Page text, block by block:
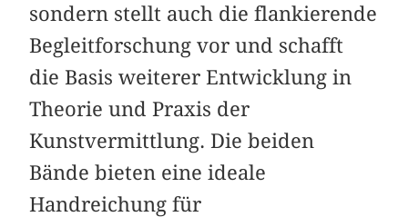
sondern stellt auch die flankierende
Begleitforschung vor und schafft
die Basis weiterer Entwicklung in
Theorie und Praxis der
Kunstvermittlung. Die beiden
Bände bieten eine ideale
Handreichung für